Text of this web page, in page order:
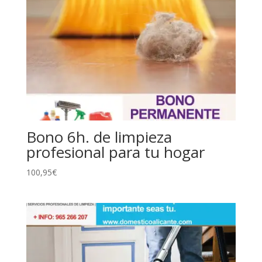
Bono 6h. de limpieza
profesional para tu hogar
100,95€